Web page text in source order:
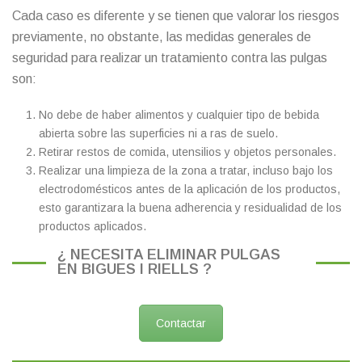
Cada caso es diferente y se tienen que valorar los riesgos
previamente, no obstante, las medidas generales de
seguridad para realizar un tratamiento contra las pulgas
son:
No debe de haber alimentos y cualquier tipo de bebida
abierta sobre las superficies ni a ras de suelo.
Retirar restos de comida, utensilios y objetos personales.
Realizar una limpieza de la zona a tratar, incluso bajo los
electrodomésticos antes de la aplicación de los productos,
esto garantizara la buena adherencia y residualidad de los
productos aplicados.
¿ NECESITA ELIMINAR PULGAS
EN BIGUES I RIELLS ?
Contactar